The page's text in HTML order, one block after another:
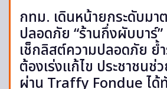
กทม. เดินหน้ายกระดับมา
ปลอดภัย “ร้านกึ่งผับบาร์
เช็กลิสต์ความปลอดภัย ย้
ต้องเร่งแก้ไข ประชาชนช่
ผ่าน Traffy Fondue ได้